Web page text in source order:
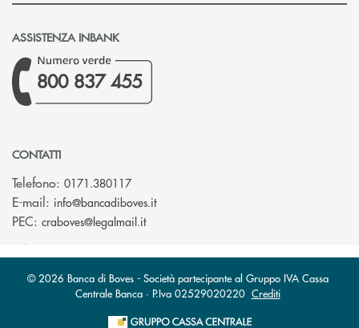
ASSISTENZA INBANK
800 837 455
CONTATTI
Telefono: 0171.380117
E-mail: info@bancadiboves.it(si apre l’app di posta elettronica)
PEC: craboves@legalmail.it(si apre l’app di posta elettronica)
© 2026 Banca di Boves - Società partecipante al Gruppo IVA Cassa
Centrale Banca · P.Iva 02529020220 Crediti